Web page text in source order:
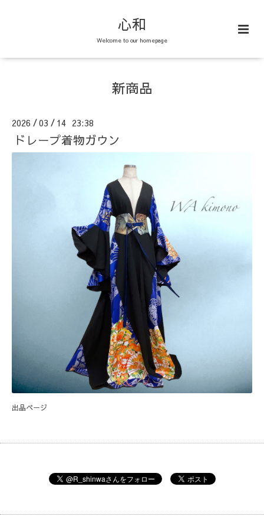
心和
Welcome to our homepage
新商品
2026 /03 / 14 23:38
ドレープ着物ガウン
出品ページ